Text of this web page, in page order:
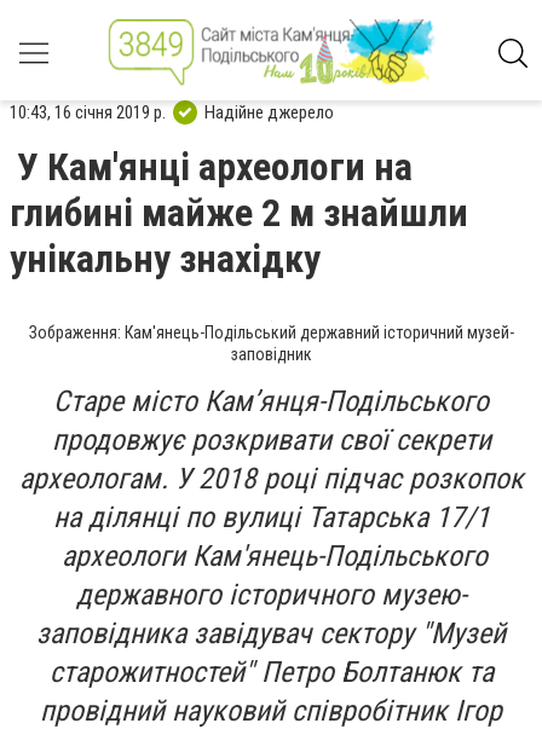
10:43, 16 січня 2019 р. Надійне джерело
У Кам'янці археологи на
глибині майже 2 м знайшли
унікальну знахідку
Зображення: Кам'янець-Подільський державний історичний музей-
заповідник
Старе місто Кам’янця-Подільського
продовжує розкривати свої секрети
археологам. У 2018 році підчас розкопок
на ділянці по вулиці Татарська 17/1
археологи Кам'янець-Подільського
державного історичного музею-
заповідника завідувач сектору "Музей
старожитностей" Петро Болтанюк та
провідний науковий співробітник Ігор